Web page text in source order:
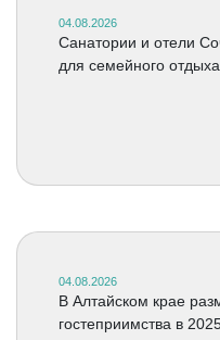
04.08.2026
Санатории и отели
для семейного отдыха
04.08.2026
В Алтайском крае
гостеприимства в